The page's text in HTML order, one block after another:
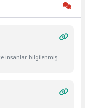
insanlar bilgilenmiş